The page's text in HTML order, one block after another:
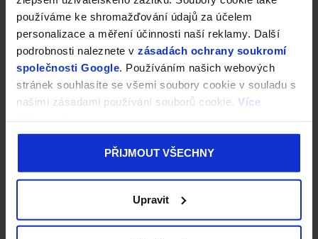
používáme ke shromažďování údajů za účelem
personalizace a měření účinnosti naší reklamy. Další
podrobnosti naleznete v zásadách ochrany soukromí
společnosti Google . Používáním našich webových
stránek souhlasíte se všemi soubory cookie v souladu s
našimi zásadami používání souborů cookie. Více
PŘIJMOUT VŠECHNY
Upravit